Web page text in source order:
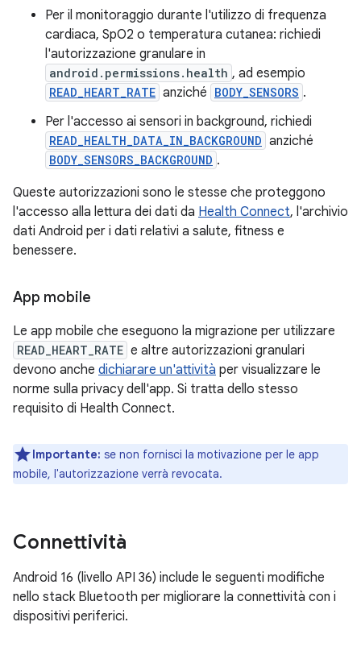
Per il monitoraggio durante l'utilizzo di frequenza
cardiaca, SpO2 o temperatura cutanea: richiedi
l'autorizzazione granulare in
android.permissions.health , ad esempio
READ_HEART_RATE anziché BODY_SENSORS .
Per l'accesso ai sensori in background, richiedi
READ_HEALTH_DATA_IN_BACKGROUND anziché
BODY_SENSORS_BACKGROUND .
Queste autorizzazioni sono le stesse che proteggono
l'accesso alla lettura dei dati da Health Connect, l'archivio
dati Android per i dati relativi a salute, fitness e
benessere.
App mobile
Le app mobile che eseguono la migrazione per utilizzare
READ_HEART_RATE e altre autorizzazioni granulari
devono anche dichiarare un'attività per visualizzare le
norme sulla privacy dell'app. Si tratta dello stesso
requisito di Health Connect.
Importante: se non fornisci la motivazione per le app
mobile, l'autorizzazione verrà revocata.
Connettività
Android 16 (livello API 36) include le seguenti modifiche
nello stack Bluetooth per migliorare la connettività con i
dispositivi periferici.